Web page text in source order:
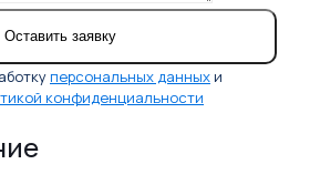
персональных данных и
конфиденциальности